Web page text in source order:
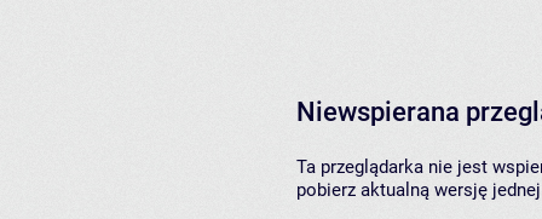
Niewspierana
Ta przeglądarka nie jest
pobierz aktualną wersję